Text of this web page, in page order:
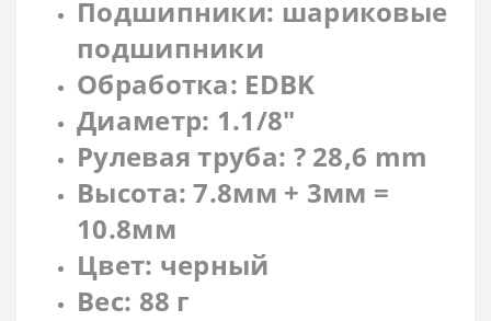
Подшипники: шариковые
подшипники
Обработка: EDBK
Диаметр: 1.1/8"
Рулевая труба: ? 28,6 mm
Высота: 7.8мм + 3мм =
10.8мм
Цвет: черный
Вес: 88 г